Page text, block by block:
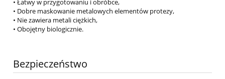
• Łatwy w przygotowaniu i obróbce,
• Dobre maskowanie metalowych elementów protezy,
• Nie zawiera metali ciężkich,
• Obojętny biologicznie.
Bezpieczeństwo